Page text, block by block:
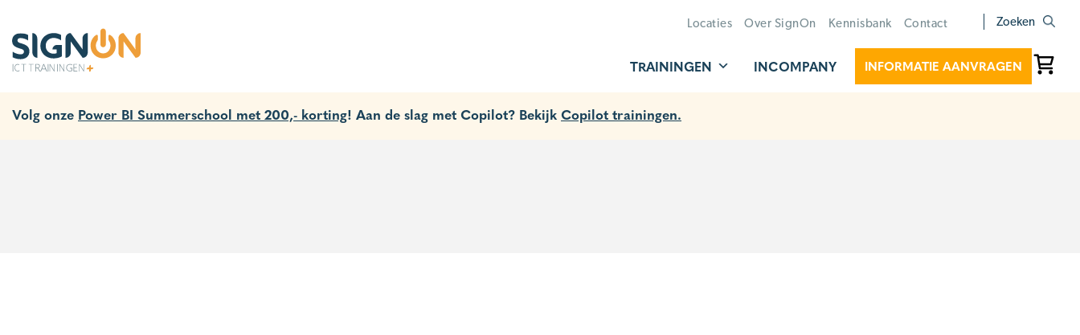
Locaties Over SignOn Kennisbank Contact Zoeken
TRAININGEN INCOMPANY INFORMATIE AANVRAGEN
Volg onze Power BI Summerschool met 200,- korting! Aan de slag met Copilot? Bekijk Copilot trainingen.